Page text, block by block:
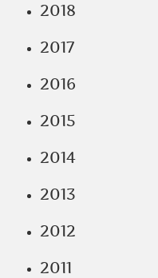
2018
2017
2016
2015
2014
2013
2012
2011